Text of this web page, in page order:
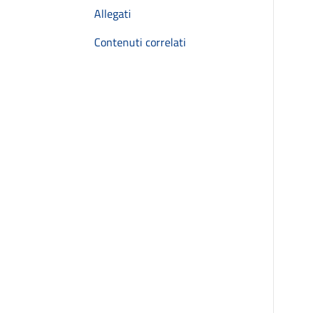
Allegati
Contenuti correlati